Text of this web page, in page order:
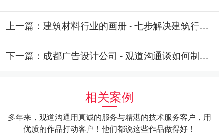
上一篇：建筑材料行业的画册 - 七步解决建筑行业画册设计到落地的全流程
下一篇：成都广告设计公司 - 观道沟通谈如何制作企业宣传资料
相关案例
多年来，观道沟通用真诚的服务与精湛的技术服务客户，用
优质的作品打动客户！他们都说这些作品做得好！